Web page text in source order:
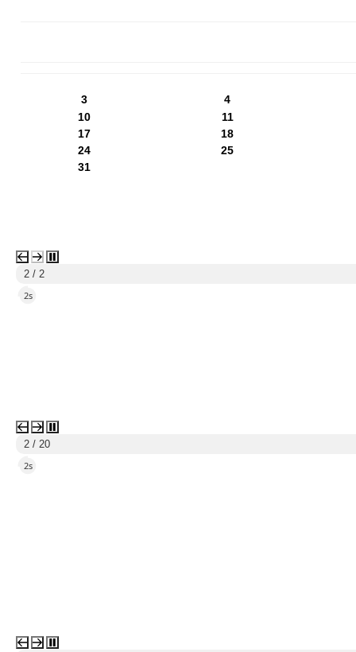
3
4
10
11
17
18
24
25
31
2 / 2
1s
2 / 20
1s